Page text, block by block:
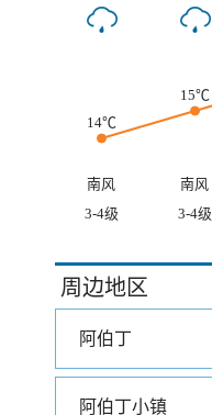
14℃
15℃
南风 南风
3-4级
3-4级
周边地区
阿伯丁
阿伯丁小镇